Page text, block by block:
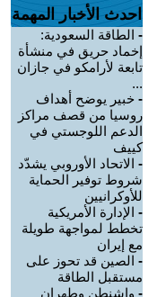
احدث الأخبار المهمة
- الطاقة السعودية:
إخماد حريق في منشأة
تابعة لأرامكو في جازان
...
- خبير يوضح أهداف
روسيا من قصف مراكز
الدعم اللوجستي في
كييف
- الاتحاد الأوروبي يشدّد
شروط توفير الحماية
للأوكرانيين
- الإدارة الأمريكية
تخطط لمواجهة طويلة
مع إيران
- الصين قد تحوز على
مستقبل الطاقة
- واشنطن وطهران